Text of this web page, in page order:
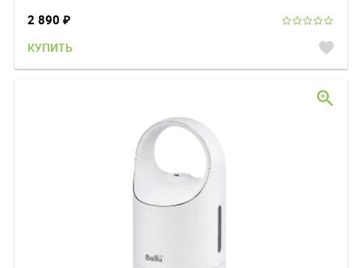
2 890 ₽
КУПИТЬ favorite
zoom_in